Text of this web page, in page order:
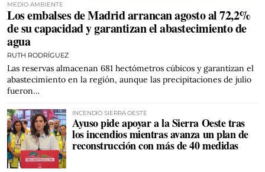
MEDIO AMBIENTE
Los embalses de Madrid arrancan agosto al 72,2%
de su capacidad y garantizan el abastecimiento de
agua
RUTH RODRÍGUEZ
Las reservas almacenan 681 hectómetros cúbicos y garantizan el
abastecimiento en la región, aunque las precipitaciones de julio
fueron…
INCENDIO SIERRA OESTE
Ayuso pide apoyar a la Sierra Oeste tras
los incendios mientras avanza un plan de
reconstrucción con más de 40 medidas